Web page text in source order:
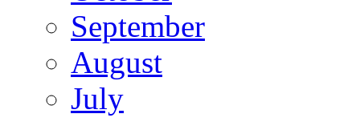
September
August
July